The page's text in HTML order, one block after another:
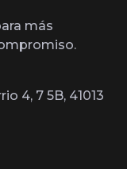
más
4, 7 5B, 41013